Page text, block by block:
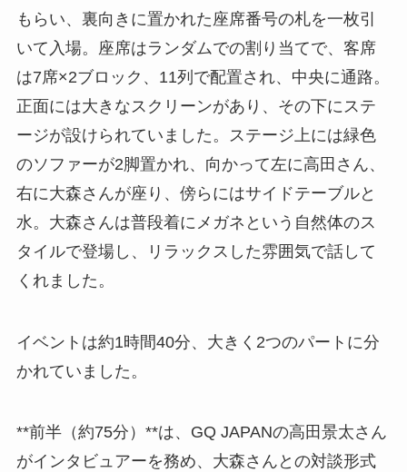
もらい、裏向きに置かれた座席番号の札を一枚引
いて入場。座席はランダムでの割り当てで、客席
は7席×2ブロック、11列で配置され、中央に通路。
正面には大きなスクリーンがあり、その下にステ
ージが設けられていました。ステージ上には緑色
のソファーが2脚置かれ、向かって左に高田さん、
右に大森さんが座り、傍らにはサイドテーブルと
水。大森さんは普段着にメガネという自然体のス
タイルで登場し、リラックスした雰囲気で話して
くれました。
イベントは約1時間40分、大きく2つのパートに分
かれていました。
**前半（約75分）**は、GQ JAPANの高田景太さん
がインタビュアーを務め、大森さんとの対談形式